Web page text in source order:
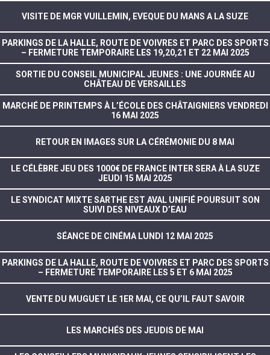
VISITE DE MGR VUILLEMIN, EVEQUE DU MANS A LA SUZE
PARKINGS DE LA HALLE, ROUTE DE VOIVRES ET PARC DES SPORTS
– FERMETURE TEMPORAIRE LES 19,20,21 ET 22 MAI 2025
SORTIE DU CONSEIL MUNICIPAL JEUNES : UNE JOURNÉE AU
CHÂTEAU DE VERSAILLES
MARCHÉ DE PRINTEMPS À L’ÉCOLE DES CHÂTAIGNIERS VENDREDI
16 MAI 2025
RETOUR EN IMAGES SUR LA CÉRÉMONIE DU 8 MAI
LE CÉLÈBRE JEU DES 1000€ DE FRANCE INTER SERA À LA SUZE
JEUDI 15 MAI 2025
LE SYNDICAT MIXTE SARTHE EST AVAL UNIFIÉ POURSUIT SON
SUIVI DES NIVEAUX D’EAU
SÉANCE DE CINÉMA LUNDI 12 MAI 2025
PARKINGS DE LA HALLE, ROUTE DE VOIVRES ET PARC DES SPORTS
– FERMETURE TEMPORAIRE LES 5 ET 6 MAI 2025
VENTE DU MUGUET LE 1ER MAI, CE QU’IL FAUT SAVOIR
LES MARCHÉS DES JEUDIS DE MAI